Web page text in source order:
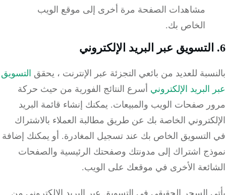
مشاهدات الصفحة مرة أخرى إلى موقع الويب
الخاص بك.
للعديد من بائعي التجزئة عبر الإنترنت ،يحققالتسويق
الإلكترونيأسرع النتائج الفورية من حيث حركة
صفحات الويب والمبيعات.يمكنك إنشاء قائمة البريد
الخاصة بك عن طريق مطالبة العملاء بالاشتراك
الخاص بك عند تسجيل المغادرة.أو يمكنك إضافة
اشتراك إلى مدونتك وصفحتك الرئيسية والصفحات
الأخرى في موقعك على الويب.